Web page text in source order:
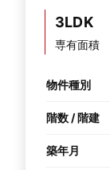
3LDK
専有面積
物件種別
階数 / 階建
築年月